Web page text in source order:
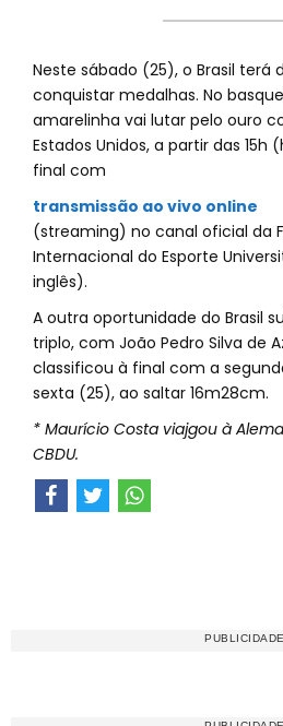
Neste sábado (25), o Brasil terá
conquistar medalhas. No
amarelinha vai lutar pelo ouro
Estados Unidos, a partir das 15h
final com
transmissão ao vivo online
(streaming) no canal oficial da
Internacional do Esporte
inglês).
A outra oportunidade do Brasil
triplo, com João Pedro Silva de
classificou à final com a
sexta (25), ao saltar 16m28cm.
* Maurício Costa viajgou à
CBDU.